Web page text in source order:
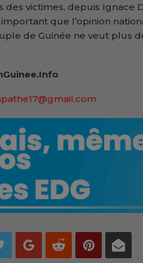
victimes, depuis Ignace
que l’opinion
de Guinée ne veut plus